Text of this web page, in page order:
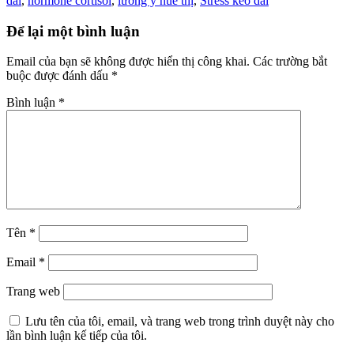
Để lại một bình luận
Email của bạn sẽ không được hiển thị công khai. Các trường bắt
buộc được đánh dấu *
Bình luận *
Tên *
Email *
Trang web
Lưu tên của tôi, email, và trang web trong trình duyệt này cho
lần bình luận kế tiếp của tôi.